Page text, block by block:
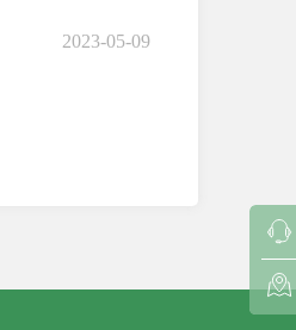
2023-05-09